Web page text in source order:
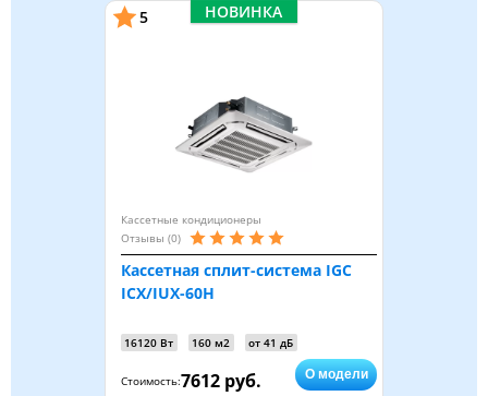
5 НОВИНКА
Кассетные кондиционеры
Отзывы (0)
Кассетная сплит-система IGC
ICX/IUX-60H
16120 Вт 160 м2 от 41 дБ
Стоимость:7612 руб. О модели